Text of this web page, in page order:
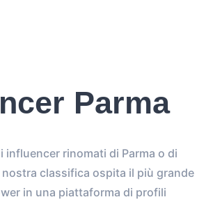
Parma
influencer rinomati di Parma o di
nostra classifica ospita il più grande
in una piattaforma di profili